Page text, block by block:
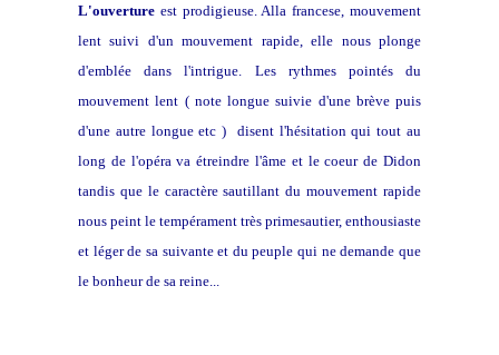
L'ouverture est prodigieuse. Alla francese, mouvement
lent suivi d'un mouvement rapide, elle nous plonge
d'emblée dans l'intrigue. Les rythmes pointés du
mouvement lent ( note longue suivie d'une brève puis
d'une autre longue etc ) disent l'hésitation qui tout au
long de l'opéra va étreindre l'âme et le coeur de Didon
tandis que le caractère sautillant du mouvement rapide
nous peint le tempérament très primesautier, enthousiaste
et léger de sa suivante et du peuple qui ne demande que
le bonheur de sa reine...